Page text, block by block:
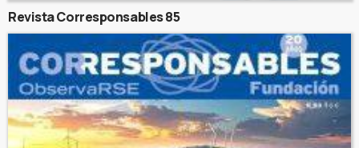
Revista Corresponsables 85